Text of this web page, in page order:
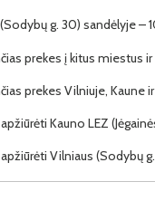
g. 30) sandėlyje –
prekes į kitus miestus
prekes Vilniuje, Kaune
Kauno LEZ
Vilniaus (Sodybų